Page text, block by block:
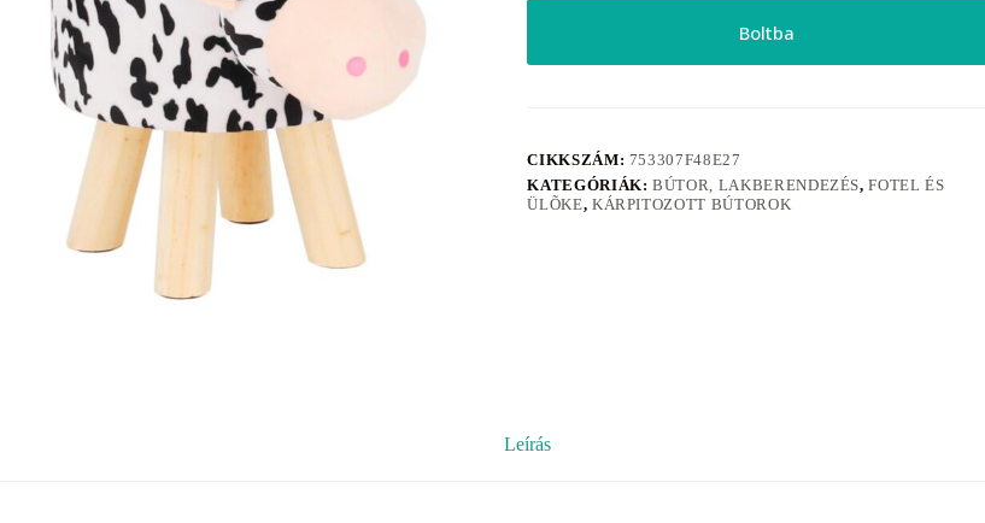
Boltba
CIKKSZÁM: 753307F48E27
KATEGÓRIÁK:BÚTOR, LAKBERENDEZÉS,FOTEL ÉS
ÜLÕKE, KÁRPITOZOTT BÚTOROK
Leírás